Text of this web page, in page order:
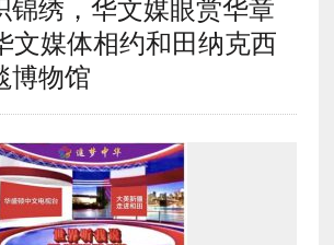
媒体相约和田纳克西
博物馆